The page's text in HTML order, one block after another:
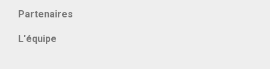
Partenaires
L'équipe